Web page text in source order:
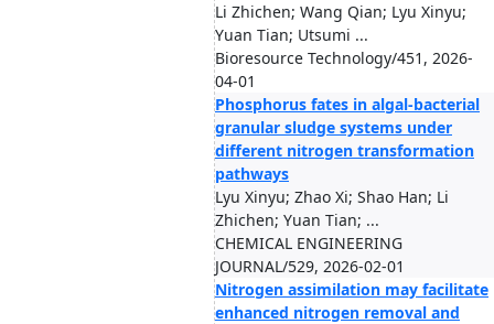
Li Zhichen; Wang Qian; Lyu Xinyu;
Yuan Tian; Utsumi ...
Bioresource Technology/451, 2026-
04-01
Phosphorus fates in algal-bacterial
granular sludge systems under
different nitrogen transformation
pathways
Lyu Xinyu; Zhao Xi; Shao Han; Li
Zhichen; Yuan Tian; ...
CHEMICAL ENGINEERING
JOURNAL/529, 2026-02-01
Nitrogen assimilation may facilitate
enhanced nitrogen removal and